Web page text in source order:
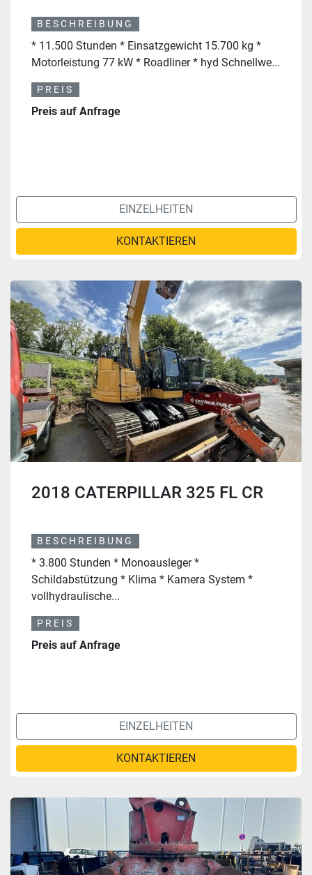
BESCHREIBUNG
* 11.500 Stunden * Einsatzgewicht 15.700 kg *
Motorleistung 77 kW * Roadliner * hyd Schnellwe...
PREIS
Preis auf Anfrage
EINZELHEITEN
KONTAKTIEREN
2018 CATERPILLAR 325 FL CR
BESCHREIBUNG
* 3.800 Stunden * Monoausleger *
Schildabstützung * Klima * Kamera System *
vollhydraulische...
PREIS
Preis auf Anfrage
EINZELHEITEN
KONTAKTIEREN